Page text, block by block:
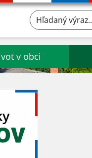
Hľadaný výraz...
v obci